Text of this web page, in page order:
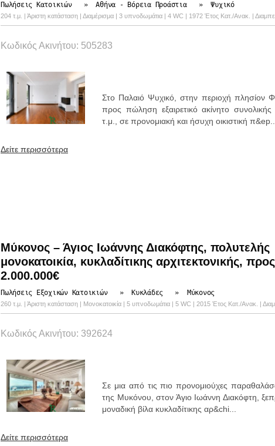
Πωλήσεις Κατοικιών»Αθήνα - Βόρεια Προάστια»Ψυχικό
204 τ.μ. | Άριστη κατάσταση | Διαμέρισμα | 3 υπνοδωμάτια | 4 WC | 1972 Έτος Κατ./Ανακ. |
Κωδικός Ακινήτου: 505283
Στο Παλαιό Ψυχικό, στην περιοχή πλησίον
προς πώληση εξαιρετικό ακίνητο συνολικής
τ.μ., σε προνομιακή και ήσυχη οικιστική π&ep...
Δείτε περισσότερα
Μύκονος – Άγιος Ιωάννης Διακόφτης, πολυτελής
μονοκατοικία, κυκλαδίτικης αρχιτεκτονικής,
2.000.000€
Πωλήσεις Εξοχικών Κατοικιών» Κυκλάδες » Μύκονος
260 τ.μ. | Άριστη κατάσταση | Μονοκατοικία | 5 υπνοδωμάτια | 5 WC | 2015 Έτος Κατ./Ανακ. |
Κωδικός Ακινήτου: 392624
Σε μια από τις πιο προνομιούχες
της Μυκόνου, στον Άγιο Ιωάννη Διακόφτη,
μοναδική βίλα κυκλαδίτικης αρ&chi...
Δείτε περισσότερα